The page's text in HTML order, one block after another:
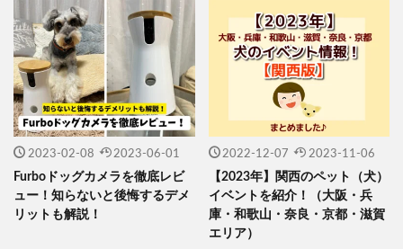
2023-02-08 2023-06-01
Furboドッグカメラを徹底レビ
ュー！知らないと後悔するデメ
リットも解説！
2022-12-07 2023-11-06
【2023年】関西のペット（犬）
イベントを紹介！（大阪・兵
庫・和歌山・奈良・京都・滋賀
エリア）